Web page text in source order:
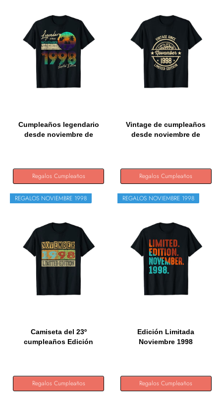
Cumpleaños legendario
desde noviembre de
Regalos Cumpleaños
Vintage de cumpleaños
desde noviembre de
Regalos Cumpleaños
REGALOS NOVIEMBRE 1998
Camiseta del 23º
cumpleaños Edición
Regalos Cumpleaños
REGALOS NOVIEMBRE 1998
Edición Limitada
Noviembre 1998
Regalos Cumpleaños